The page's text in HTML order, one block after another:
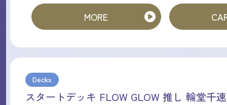
MORE
Decks
スタートデッキ FLOW GLOW 推し 輪堂千速